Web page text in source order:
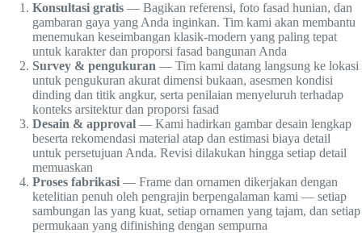
Konsultasi gratis — Bagikan referensi, foto fasad hunian, dan
gambaran gaya yang Anda inginkan. Tim kami akan membantu
menemukan keseimbangan klasik-modern yang paling tepat
untuk karakter dan proporsi fasad bangunan Anda
Survey & pengukuran — Tim kami datang langsung ke lokasi
untuk pengukuran akurat dimensi bukaan, asesmen kondisi
dinding dan titik angkur, serta penilaian menyeluruh terhadap
konteks arsitektur dan proporsi fasad
Desain & approval — Kami hadirkan gambar desain lengkap
beserta rekomendasi material atap dan estimasi biaya detail
untuk persetujuan Anda. Revisi dilakukan hingga setiap detail
memuaskan
Proses fabrikasi — Frame dan ornamen dikerjakan dengan
ketelitian penuh oleh pengrajin berpengalaman kami — setiap
sambungan las yang kuat, setiap ornamen yang tajam, dan setiap
permukaan yang difinishing dengan sempurna